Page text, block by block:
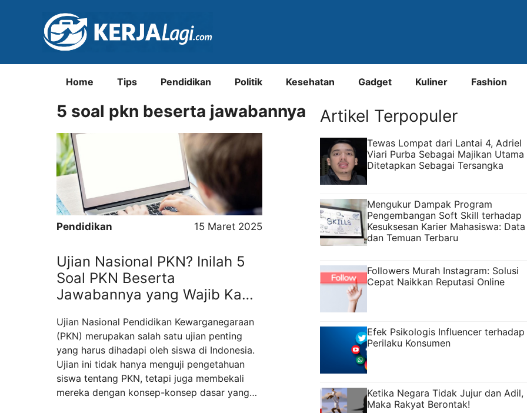
Home Tips Pendidikan Politik Kesehatan Gadget Kuliner Fashion
5 soal pkn beserta jawabannya
Pendidikan 15 Maret 2025
Ujian Nasional PKN? Inilah 5
Soal PKN Beserta
Jawabannya yang Wajib Kamu
Ujian Nasional Pendidikan Kewarganegaraan
(PKN) merupakan salah satu ujian penting
yang harus dihadapi oleh siswa di Indonesia.
Ujian ini tidak hanya menguji pengetahuan
siswa tentang PKN, tetapi juga membekali
mereka dengan konsep-konsep dasar yang
Artikel Terpopuler
Tewas Lompat dari Lantai 4, Adriel
Viari Purba Sebagai Majikan Utama
Ditetapkan Sebagai Tersangka
Mengukur Dampak Program
Pengembangan Soft Skill terhadap
Kesuksesan Karier Mahasiswa: Data
dan Temuan Terbaru
Followers Murah Instagram: Solusi
Cepat Naikkan Reputasi Online
Efek Psikologis Influencer terhadap
Perilaku Konsumen
Ketika Negara Tidak Jujur dan Adil,
Maka Rakyat Berontak!